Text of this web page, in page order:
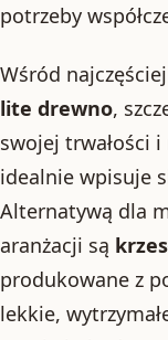
potrzeby
Wśród
lite drewno,
swojej trwałości
idealnie wpisuje
Alternatywą dla
aranżacji są
produkowane z
lekkie,